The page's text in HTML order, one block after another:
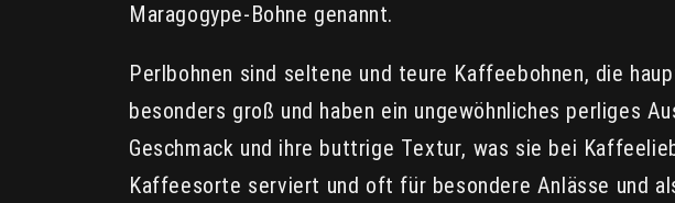
Maragogype-Bohne genannt.
Perlbohnen sind seltene und teure Kaffeebohnen, die
besonders groß und haben ein ungewöhnliches perliges
Geschmack und ihre buttrige Textur, was sie bei
Kaffeesorte serviert und oft für besondere Anlässe und